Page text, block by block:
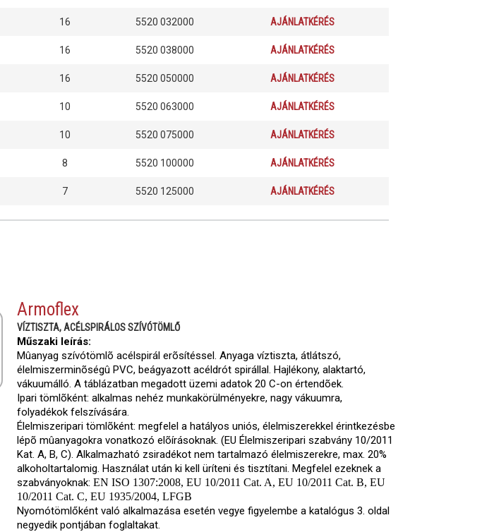
16 5520 032000 AJÁNLATKÉRÉS
16 5520 038000 AJÁNLATKÉRÉS
16 5520 050000 AJÁNLATKÉRÉS
10 5520 063000 AJÁNLATKÉRÉS
10 5520 075000 AJÁNLATKÉRÉS
8 5520 100000 AJÁNLATKÉRÉS
7 5520 125000 AJÁNLATKÉRÉS
Armoflex
VÍZTISZTA, ACÉLSPIRÁLOS SZÍVÓTÖMLŐ
Műszaki leírás:
Mûanyag szívótömlõ acélspirál erõsítéssel. Anyaga víztiszta, átlátszó,
élelmiszerminõségû PVC, beágyazott acéldrót spirállal. Hajlékony, alaktartó,
vákuumálló. A táblázatban megadott üzemi adatok 20 C-on értendõek.
Ipari tömlõként: alkalmas nehéz munkakörülményekre, nagy vákuumra,
folyadékok felszívására.
Élelmiszeripari tömlõként: megfelel a hatályos uniós, élelmiszerekkel érintkezésbe
lépõ mûanyagokra vonatkozó elõírásoknak. (EU Élelmiszeripari szabvány 10/2011
Kat. A, B, C). Alkalmazható zsiradékot nem tartalmazó élelmiszerekre, max. 20%
alkoholtartalomig. Használat után ki kell üríteni és tisztítani. Megfelel ezeknek a
szabványoknak:EN ISO 1307:2008, EU 10/2011 Cat. A, EU 10/2011 Cat. B, EU
10/2011 Cat. C, EU 1935/2004, LFGB
Nyomótömlőként való alkalmazása esetén vegye figyelembe a katalógus 3. oldal
negyedik pontjában foglaltakat.